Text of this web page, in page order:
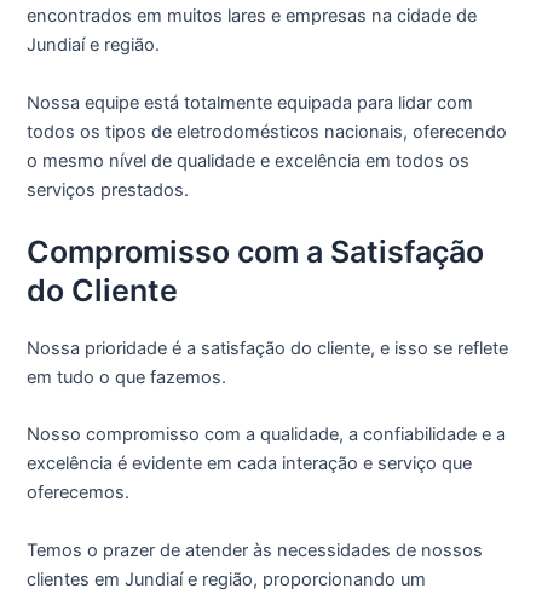
encontrados em muitos lares e empresas na cidade de
Jundiaí e região.
Nossa equipe está totalmente equipada para lidar com
todos os tipos de eletrodomésticos nacionais, oferecendo
o mesmo nível de qualidade e excelência em todos os
serviços prestados.
Compromisso com a Satisfação
do Cliente
Nossa prioridade é a satisfação do cliente, e isso se reflete
em tudo o que fazemos.
Nosso compromisso com a qualidade, a confiabilidade e a
excelência é evidente em cada interação e serviço que
oferecemos.
Temos o prazer de atender às necessidades de nossos
clientes em Jundiaí e região, proporcionando um